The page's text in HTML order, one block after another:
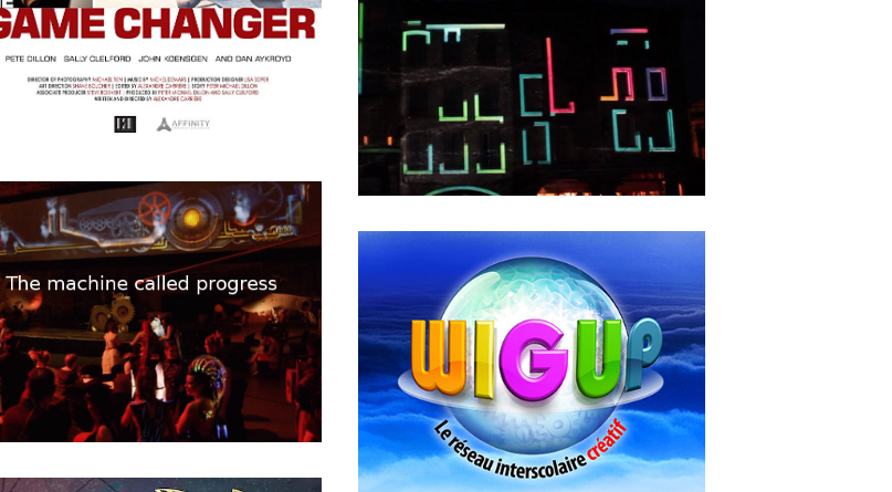
APRIL
15
2018
The Game Changer
“Respectful Workplaces in the
Arts”
16
2018
Entre les murs